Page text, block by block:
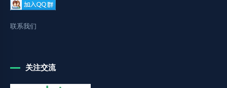
联系我们
关注交流